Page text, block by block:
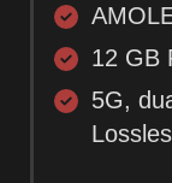
12 GB
5G,